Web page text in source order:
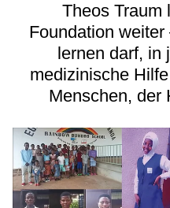
Theos Traum
Foundation
lernen darf, in
medizinische
Menschen, der